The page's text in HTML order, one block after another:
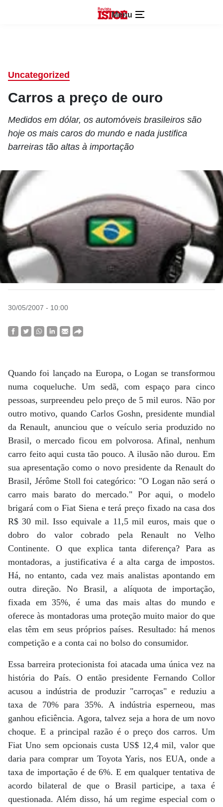
Menu
Uncategorized
Carros a preço de ouro
Medidos em dólar, os automóveis brasileiros são
hoje os mais caros do mundo e nada justifica
barreiras tão altas à importação
30/05/2007 - 10:00
Quando foi lançado na Europa, o Logan se transformou
numa coqueluche. Um sedã, com espaço para cinco
pessoas, surpreendeu pelo preço de 5 mil euros. Não por
outro motivo, quando Carlos Goshn, presidente mundial
da Renault, anunciou que o veículo seria produzido no
Brasil, o mercado ficou em polvorosa. Afinal, nenhum
carro feito aqui custa tão pouco. A ilusão não durou. Em
sua apresentação como o novo presidente da Renault do
Brasil, Jérôme Stoll foi categórico: "O Logan não será o
carro mais barato do mercado." Por aqui, o modelo
brigará com o Fiat Siena e terá preço fixado na casa dos
R$ 30 mil. Isso equivale a 11,5 mil euros, mais que o
dobro do valor cobrado pela Renault no Velho
Continente. O que explica tanta diferença? Para as
montadoras, a justificativa é a alta carga de impostos.
Há, no entanto, cada vez mais analistas apontando em
outra direção. No Brasil, a alíquota de importação,
fixada em 35%, é uma das mais altas do mundo e
oferece às montadoras uma proteção muito maior do que
elas têm em seus próprios países. Resultado: há menos
competição e a conta cai no bolso do consumidor.
Essa barreira protecionista foi atacada uma única vez na
história do País. O então presidente Fernando Collor
acusou a indústria de produzir "carroças" e reduziu a
taxa de 70% para 35%. A indústria esperneou, mas
ganhou eficiência. Agora, talvez seja a hora de um novo
choque. E a principal razão é o preço dos carros. Um
Fiat Uno sem opcionais custa US$ 12,4 mil, valor que
daria para comprar um Toyota Yaris, nos EUA, onde a
taxa de importação é de 6%. E em qualquer tentativa de
acordo bilateral de que o Brasil participe, a taxa é
questionada. Além disso, há um regime especial com o